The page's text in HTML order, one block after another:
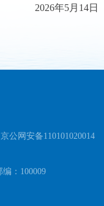
2026年5月14日
公网安备110101020014
：100009